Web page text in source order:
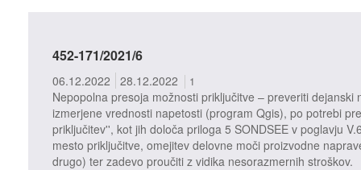
452-171/2021/6
06.12.2022 28.12.2022 1
Nepopolna presoja možnosti priključitve – preveriti
izmerjene vrednosti napetosti (program Qgis), po potrebi
priključitev'', kot jih določa priloga 5 SONDSEE v poglavju
mesto priključitve, omejitev delovne moči proizvodne
drugo) ter zadevo proučiti z vidika nesorazmernih stroškov.